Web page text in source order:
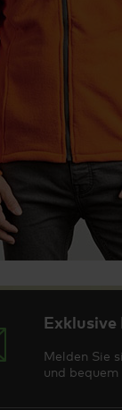
Exklusive
Melden Sie
und